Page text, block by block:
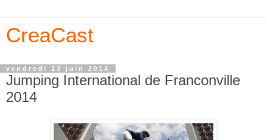
CreaCast
vendredi 13 juin 2014
Jumping International de Franconville
2014